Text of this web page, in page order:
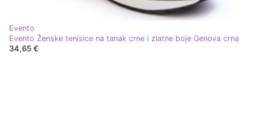
Evento
Evento Ženske tenisice na tanak crne i zlatne boje Genova crna
34,65 €